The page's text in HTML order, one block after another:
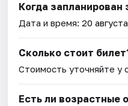
Когда запланирован
Дата и время:20
Сколько стоит
Стоимость уточняйте у
Есть ли возрастные